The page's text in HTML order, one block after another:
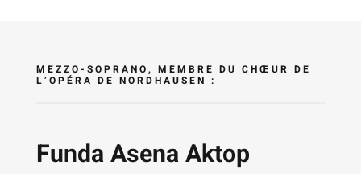
MEZZO-SOPRANO, MEMBRE DU CHŒUR DE
L’OPÉRA DE NORDHAUSEN :
Funda Asena Aktop